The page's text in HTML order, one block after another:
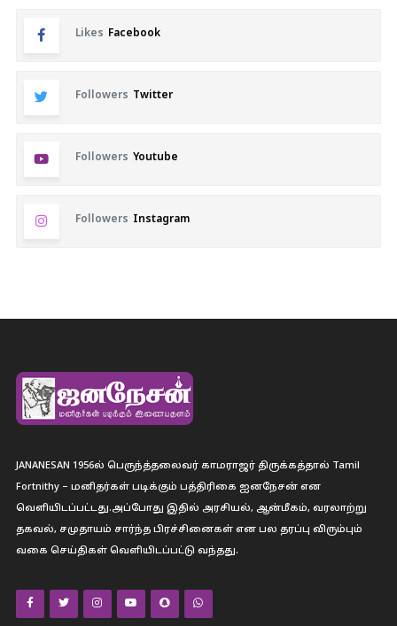
Likes Facebook
Followers Twitter
Followers Youtube
Followers Instagram
JANANESAN 1956ல் பெருந்த்தலைவர் காமராஜர் திருக்கத்தால் Tamil
Fortnithy – மனிதர்கள் படிக்கும் பத்திரிகை ஐனநேசன் என
வெளியிடப்பட்டது.அப்போது இதில் அரசியல், ஆன்மீகம், வரலாற்று
தகவல், சமுதாயம் சார்ந்த பிரச்சினைகள் என பல தரப்பு விரும்பும்
வகை செய்திகள் வெளியிடப்பட்டு வந்தது.